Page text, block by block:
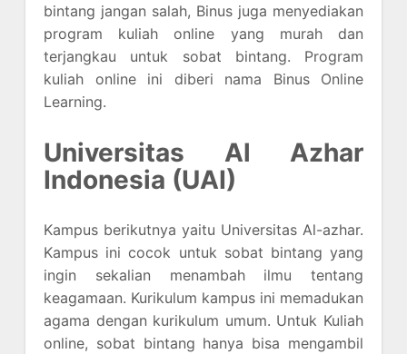
bintang jangan salah, Binus juga menyediakan
program kuliah online yang murah dan
terjangkau untuk sobat bintang. Program
kuliah online ini diberi nama Binus Online
Learning.
Universitas Al Azhar
Indonesia (UAI)
Kampus berikutnya yaitu Universitas Al-azhar.
Kampus ini cocok untuk sobat bintang yang
ingin sekalian menambah ilmu tentang
keagamaan. Kurikulum kampus ini memadukan
agama dengan kurikulum umum. Untuk Kuliah
online, sobat bintang hanya bisa mengambil